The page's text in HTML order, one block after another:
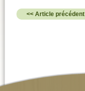
<< Article précédent